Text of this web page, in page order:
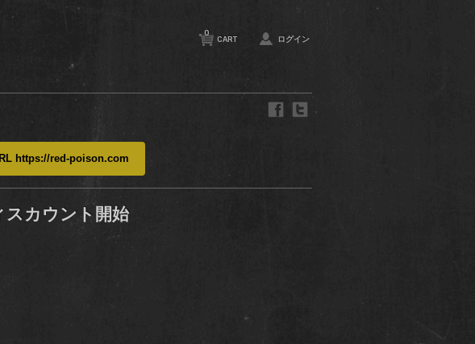
CART
0
ログイン
https://red-poison.com
カウント開始